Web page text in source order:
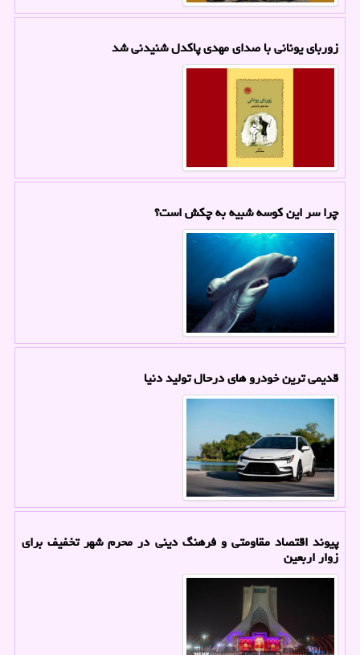
زوربای یونانی با صدای مهدی پاکدل شنیدنی شد
چرا سر این کوسه شبیه به چکش است؟
قدیمی ترین خودرو های درحال تولید دنیا
پیوند اقتصاد مقاومتی و فرهنگ دینی در محرم شهر تخفیف برای
زوار اربعین